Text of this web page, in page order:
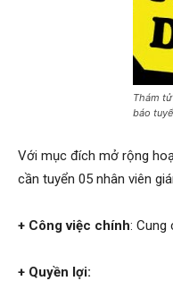
Giss
Thám
báo
Với mục đích mở rộng
cần tuyển 05 nhân viên
+ Công việc chính: Cung
+ Quyền lợi: